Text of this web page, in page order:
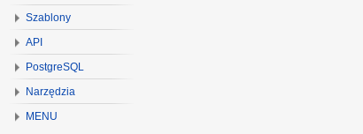
Szablony
API
PostgreSQL
Narzędzia
MENU